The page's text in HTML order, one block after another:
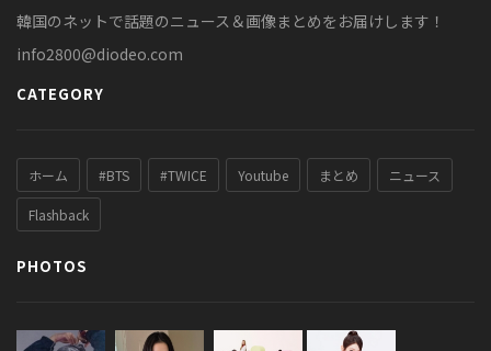
韓国のネットで話題のニュース＆画像まとめをお届けします！
info2800@diodeo.com
CATEGORY
ホーム #BTS #TWICE Youtube まとめ ニュース
Flashback
PHOTOS